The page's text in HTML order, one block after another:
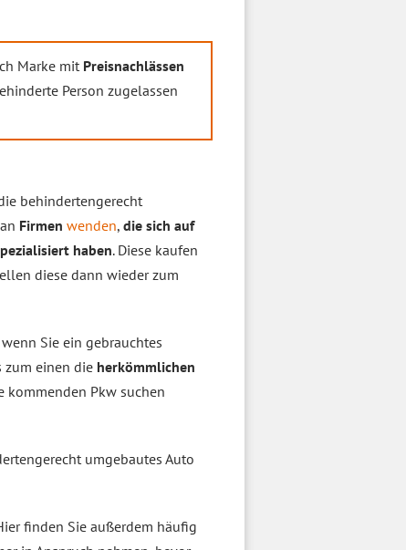
Marke mit Preisnachlässen
Person zugelassen
behindertengerecht
Firmen wenden, die sich auf
haben. Diese kaufen
diese dann wieder zum
Sie ein gebrauchtes
zum einen die herkömmlichen
kommenden Pkw suchen
umgebautes Auto
finden Sie außerdem häufig